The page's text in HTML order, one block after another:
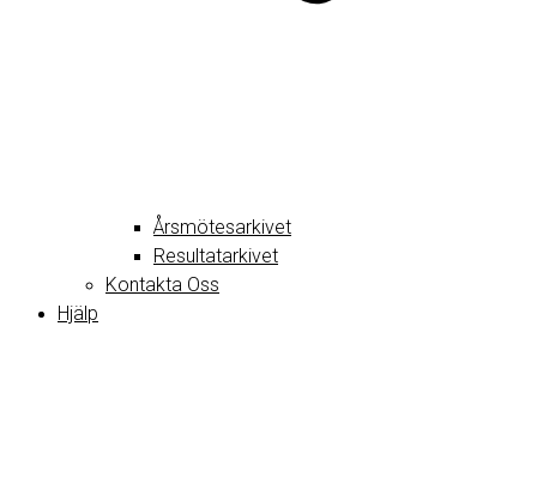
Årsmötesarkivet
Resultatarkivet
Kontakta Oss
Hjälp